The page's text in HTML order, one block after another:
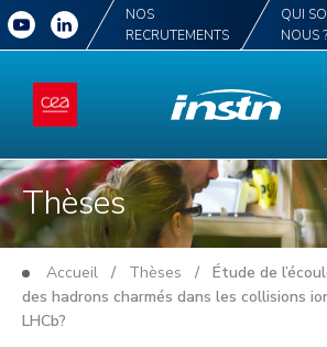
NOS
RECRUTEMENTS
QUI
NOUS ?
Thèses
Accueil / Thèses / Étude de
des hadrons charmés dans les collisions
LHCb?